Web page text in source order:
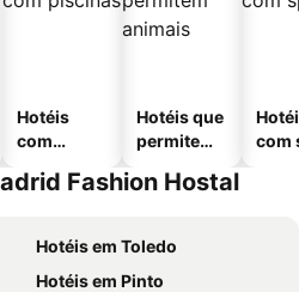
Hotéis
com
Hotéis que
permitem
com
Fashion Hostal
Hotéis em Toledo
Hotéis em Pinto